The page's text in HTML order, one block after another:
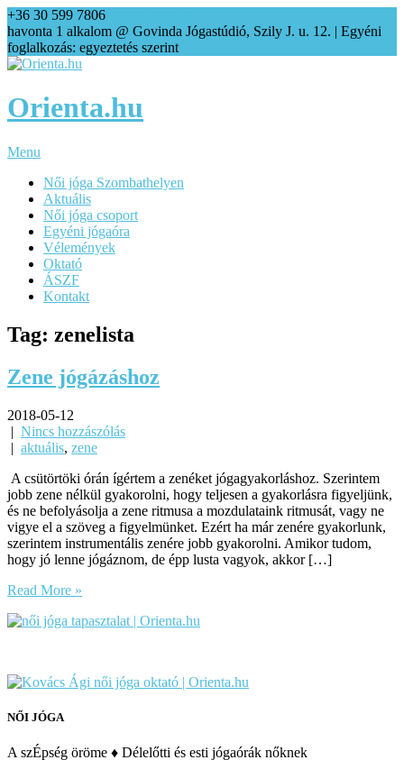
+36 30 599 7806
havonta 1 alkalom @ Govinda Jógastúdió, Szily J. u. 12. | Egyéni
foglalkozás: egyeztetés szerint
Orienta.hu
Menu
Női jóga Szombathelyen
Aktuális
Női jóga csoport
Egyéni jógaóra
Vélemények
Oktató
ÁSZF
Kontakt
Tag: zenelista
Zene jógázáshoz
2018-05-12
| Nincs hozzászólás
| aktuális, zene
A csütörtöki órán ígértem a zenéket jógagyakorláshoz. Szerintem
jobb zene nélkül gyakorolni, hogy teljesen a gyakorlásra figyeljünk,
és ne befolyásolja a zene ritmusa a mozdulataink ritmusát, vagy ne
vigye el a szöveg a figyelmünket. Ezért ha már zenére gyakorlunk,
szerintem instrumentális zenére jobb gyakorolni. Amikor tudom,
hogy jó lenne jógáznom, de épp lusta vagyok, akkor […]
Read More »
NŐI JÓGA
A szÉpség öröme ♦ Délelőtti és esti jógaórák nőknek